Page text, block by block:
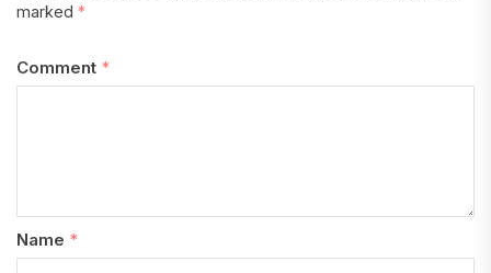
marked *
Comment *
Name *